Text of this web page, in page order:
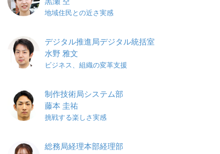
地域住民との近さ実感
デジタル推進局デジタル統括室
水野 雅文
ビジネス、組織の変革支援
制作技術局システム部
藤本 圭祐
挑戦する楽しさ実感
総務局経理本部経理部